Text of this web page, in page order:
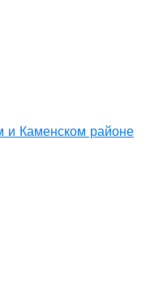
и Каменском районе